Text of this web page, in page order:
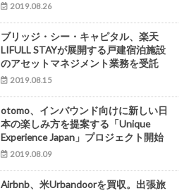
2019.08.26
ブリッジ・シー・キャピタル、楽天
LIFULL STAYが展開する戸建宿泊施設
のアセットマネジメント業務を受託
2019.08.15
otomo、インバウンド向けに新しい日
本の楽しみ方を提案する「Unique
Experience Japan」プロジェクト開始
2019.08.09
Airbnb、米Urbandoorを買収。出張旅